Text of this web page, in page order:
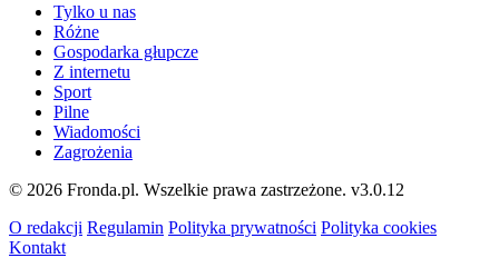
Tylko u nas
Różne
Gospodarka głupcze
Z internetu
Sport
Pilne
Wiadomości
Zagrożenia
© 2026 Fronda.pl. Wszelkie prawa zastrzeżone. v3.0.12
O redakcji Regulamin Polityka prywatności Polityka cookies
Kontakt